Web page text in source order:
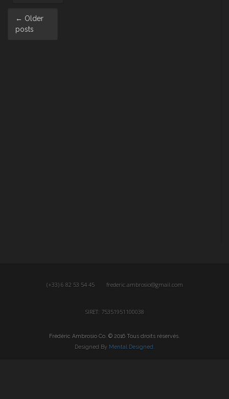
navigation
← Older
posts
(+33) 6 82 53 54 45 frederic.ambrosio@gmail.com
SIRET: 75351951100038
Frédéric Ambrosio Co. © 2016 Tous droits réservés.
Designed By Mental Designed